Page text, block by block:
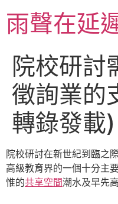
至
主雨聲在延
院校研討
徵詢業的
轉錄發載)
院校研討在新世紀到臨之
高級教育界的一個十分主
惟的共享空間潮水及早先